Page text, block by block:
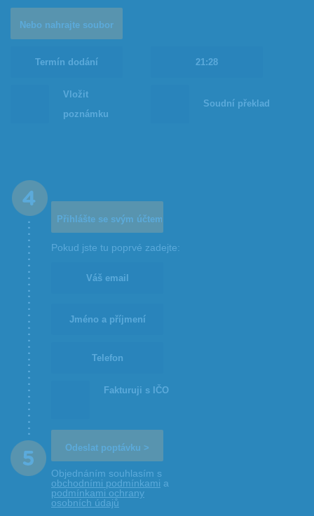
Nebo nahrajte soubor
Vložit
poznámku
Soudní překlad
Pokud jste tu poprvé zadejte:
Fakturuji s IČO
Objednáním souhlasím s
obchodními podmínkami a
podmínkami ochrany
osobních údajů